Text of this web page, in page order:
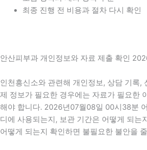
최종 진행 전 비용과 절차 다시 확인
안산피부과 개인정보와 자료 제출 확인
인천흥신소와 관련해 개인정보, 상담 기록,
제 정보가 필요한 경우에는 자료가 필요한
해야 합니다. 2026년07월08일 00시38분
디에 사용되는지, 보관 기간은 어떻게 되는
어떻게 되는지 확인하면 불필요한 불안을